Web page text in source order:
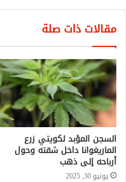
مقالات ذات صلة
السجن المؤبد لكويتي زرع
الماريغوانا داخل شقته وحول
أرباحه إلى ذهب
يونيو 30, 2025